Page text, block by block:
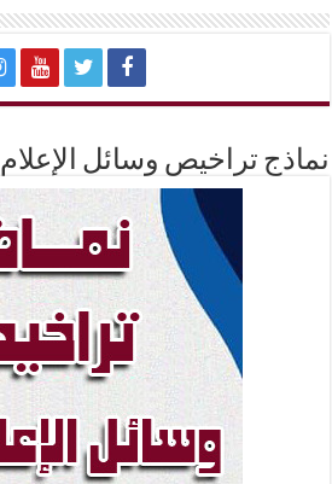
نماذج تراخيص وسائل الإعلام